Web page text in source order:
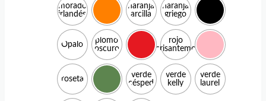
morado
irlandés
naranja
arcilla
naranja
griego
Ópalo
plomo
oscuro
rojo
crisantemo
roseta
verde
césped
verde
kelly
verde
laurel